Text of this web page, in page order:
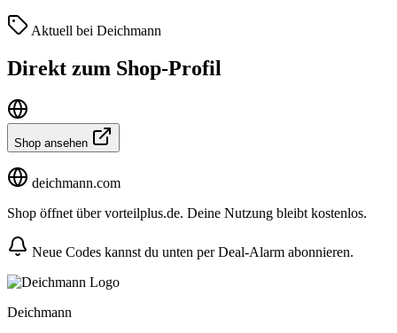
Aktuell bei Deichmann
Direkt zum Shop-Profil
Shop ansehen
deichmann.com
Shop öffnet über vorteilplus.de. Deine Nutzung bleibt kostenlos.
Neue Codes kannst du unten per Deal-Alarm abonnieren.
Deichmann